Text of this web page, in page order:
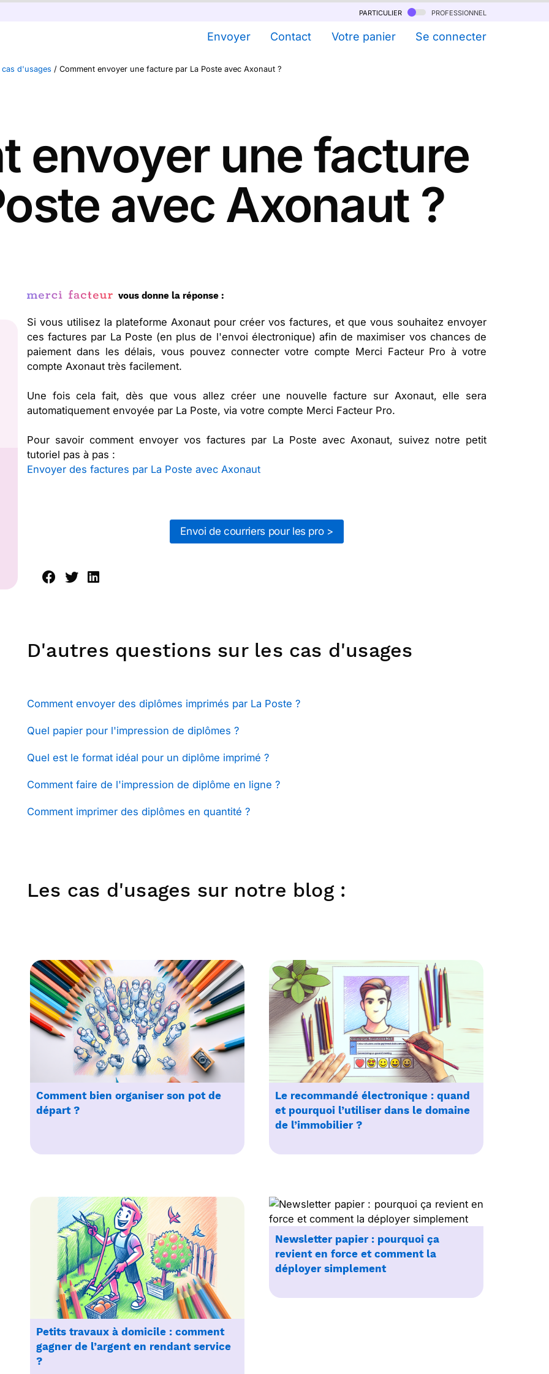
particulier professionnel
Envoyer Contact Votre panier Se connecter
cas d'usages / Comment envoyer une facture par La Poste avec Axonaut ?
envoyer une facture
avec Axonaut ?
vous donne la réponse :
Si vous utilisez la plateforme Axonaut pour créer vos factures, et que vous souhaitez envoyer
ces factures par La Poste (en plus de l'envoi électronique) afin de maximiser vos chances de
paiement dans les délais, vous pouvez connecter votre compte Merci Facteur Pro à votre
compte Axonaut très facilement.
Une fois cela fait, dès que vous allez créer une nouvelle facture sur Axonaut, elle sera
automatiquement envoyée par La Poste, via votre compte Merci Facteur Pro.
Pour savoir comment envoyer vos factures par La Poste avec Axonaut, suivez notre petit
tutoriel pas à pas :
Envoyer des factures par La Poste avec Axonaut
Envoi de courriers pour les pro >
D'autres questions sur les cas d'usages
Comment envoyer des diplômes imprimés par La Poste ?
Quel papier pour l'impression de diplômes ?
Quel est le format idéal pour un diplôme imprimé ?
Comment faire de l'impression de diplôme en ligne ?
Comment imprimer des diplômes en quantité ?
Les cas d'usages sur notre blog :
Comment bien organiser son pot de
départ ?
Le recommandé électronique : quand
et pourquoi l’utiliser dans le domaine
de l’immobilier ?
Petits travaux à domicile : comment
gagner de l’argent en rendant service
?
Newsletter papier : pourquoi ça
revient en force et comment la
déployer simplement